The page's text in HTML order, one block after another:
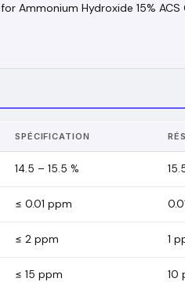
Ammonium Hydroxide 15%
SPÉCIFICATION
14.5 – 15.5 %
≤ 0.01 ppm
≤ 2 ppm 1
≤ 15 ppm 10